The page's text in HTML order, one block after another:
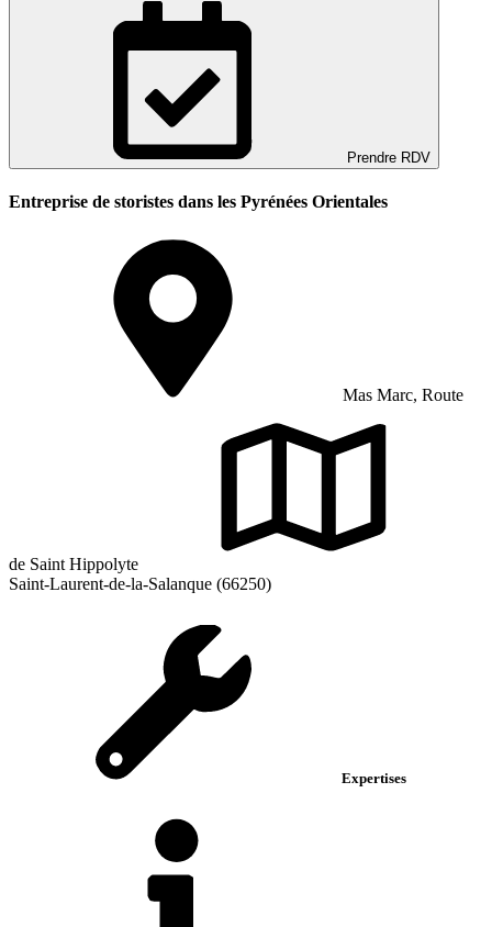
Prendre RDV
Entreprise de storistes dans les Pyrénées Orientales
Mas Marc, Route
de Saint Hippolyte
Saint-Laurent-de-la-Salanque (66250)
Expertises